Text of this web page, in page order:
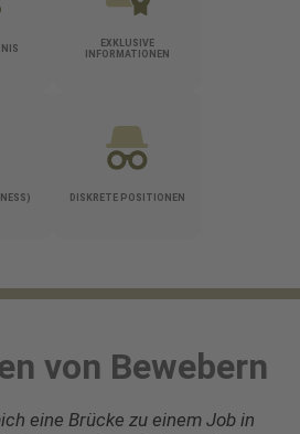
EXKLUSIVE
INFORMATIONEN
DISKRETE POSITIONEN
von Bewebern
eine Brücke zu einem Job in